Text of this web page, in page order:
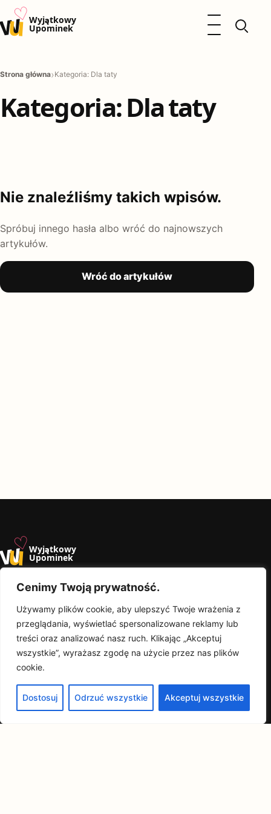
Cenimy Twoją prywatność.
Używamy plików cookie, aby ulepszyć Twoje wrażenia z
przeglądania, wyświetlać spersonalizowane reklamy lub
treści oraz analizować nasz ruch. Klikając „Akceptuj
wszystkie”, wyrażasz zgodę na użycie przez nas plików
cookie.
Dostosuj Odrzuć wszystkie Akceptuj wszystkie
u♡Wyjątkowy
Upominek
Otwórz menu
Dzieci
Kobieta
Mężczyzna
Strona główna Kategoria: Dla taty
Kategoria:Dla taty
Nie znaleźliśmy takich wpisów.
Spróbuj innego hasła albo wróć do najnowszych
artykułów.
Wróć do artykułów
u♡Wyjątkowy
Upominek
Blog o prezentach, w których liczy się myśl — nie
przypadkowy produkt.
Odkrywaj
Najnowsze wpisy
Poradniki
O serwisie
Jak wybieramy